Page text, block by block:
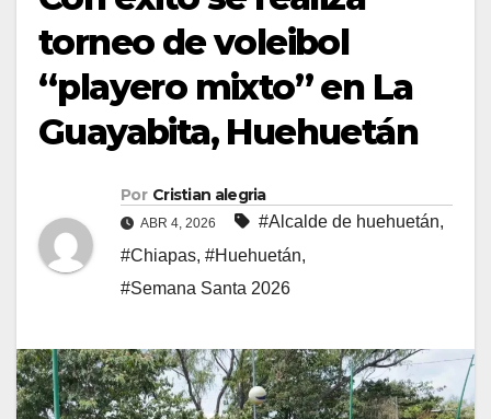
torneo de voleibol
“playero mixto” en La
Guayabita, Huehuetán
Por Cristian alegria
ABR 4, 2026 #Alcalde de huehuetán,
#Chiapas, #Huehuetán,
#Semana Santa 2026